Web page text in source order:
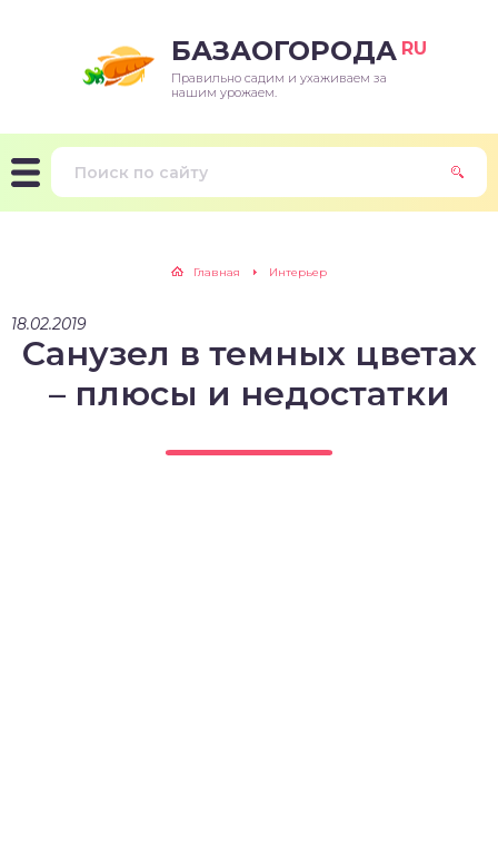
БАЗАОГОРОДА RU
Правильно садим и ухаживаем за
нашим урожаем.
Главная Интерьер
18.02.2019
Санузел в темных цветах
– плюсы и недостатки